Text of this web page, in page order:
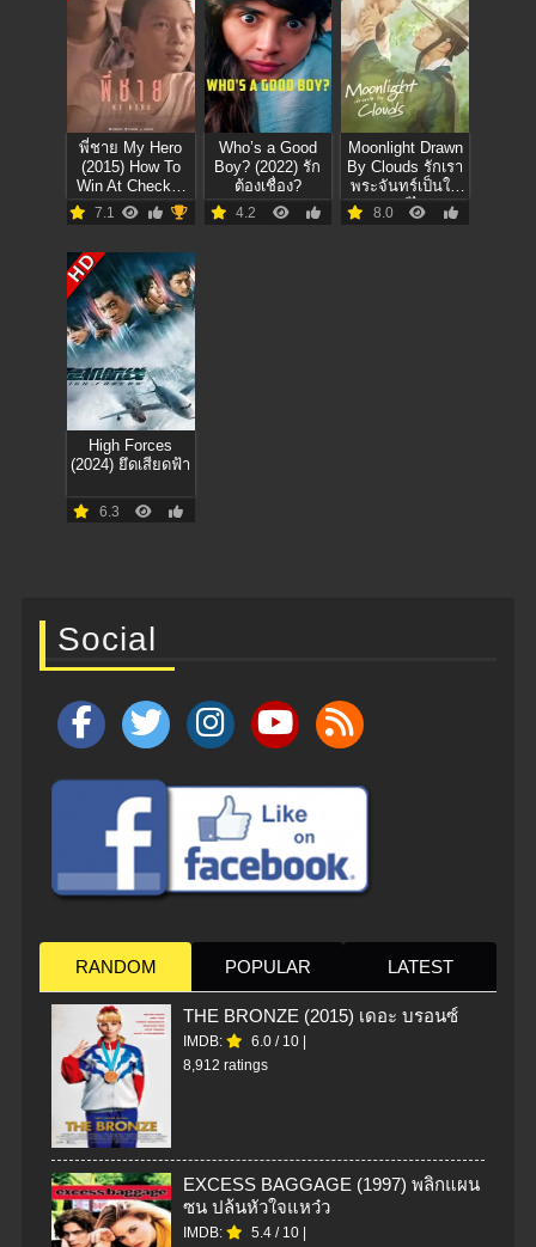
พี่ชาย My Hero
(2015) How To
Win At Checker
(Everytime)
7.1
Who’s a Good
Boy? (2022) รัก
ต้องเชื่อง?
4.2
Moonlight Drawn
By Clouds รักเรา
พระจันทร์เป็นใจ
พากย์ไทย
8.0
HD
High Forces
(2024) ยึดเสียดฟ้า
6.3
Social
RANDOM POPULAR LATEST
THE BRONZE (2015) เดอะ บรอนซ์
IMDB: 6.0 / 10
8,912 ratings
EXCESS BAGGAGE (1997) พลิกแผน
ซน ปล้นหัวใจแหว๋ว
IMDB: 5.4 / 10